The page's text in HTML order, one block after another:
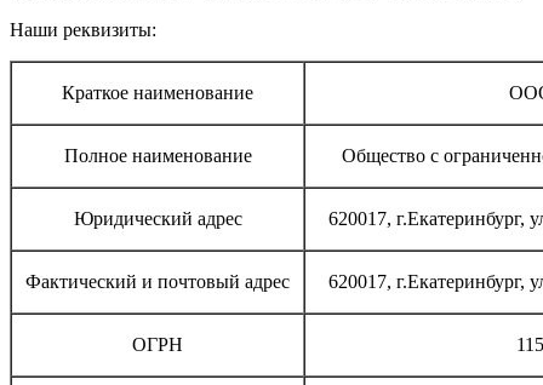
Наши реквизиты:
Краткое наименование
Полное наименование Общество с
Юридический адрес 620017, г.Екатеринбург,
Фактический и почтовый адрес 620017, г.Екатеринбург,
ОГРН